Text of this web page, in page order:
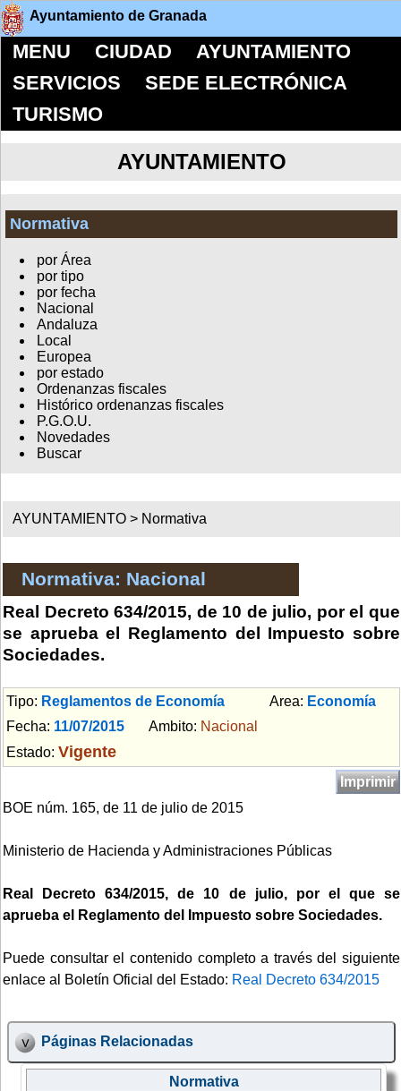
Ayuntamiento de Granada
MENU CIUDAD
AYUNTAMIENTO
SERVICIOS
SEDE ELECTRÓNICA
TURISMO
AYUNTAMIENTO
Normativa
por Área
por tipo
por fecha
Nacional
Andaluza
Local
Europea
por estado
Ordenanzas fiscales
Histórico ordenanzas fiscales
P.G.O.U.
Novedades
Buscar
AYUNTAMIENTO > Normativa
Normativa: Nacional
Real Decreto 634/2015, de 10 de julio, por el que
se aprueba el Reglamento del Impuesto sobre
Sociedades.
Tipo: Reglamentos de Economía Area: Economía
Fecha: 11/07/2015 Ambito: Nacional
Estado: Vigente
Imprimir
BOE núm. 165, de 11 de julio de 2015
Ministerio de Hacienda y Administraciones Públicas
Real Decreto 634/2015, de 10 de julio, por el que se
aprueba el Reglamento del Impuesto sobre Sociedades.
Puede consultar el contenido completo a través del siguiente
enlace al Boletín Oficial del Estado: Real Decreto 634/2015
Páginas Relacionadas
Normativa